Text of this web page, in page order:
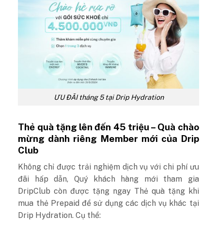
ƯU ĐÃI tháng 5 tại Drip Hydration
Thẻ quà tặng lên đến 45 triệu – Quà chào
mừng dành riêng Member mới của Drip
Club
Không chỉ được trải nghiệm dịch vụ với chi phí ưu
đãi hấp dẫn, Quý khách hàng mới tham gia
DripClub còn được tặng ngay Thẻ quà tặng khi
mua thẻ Prepaid để sử dụng các dịch vụ khác tại
Drip Hydration. Cụ thể: